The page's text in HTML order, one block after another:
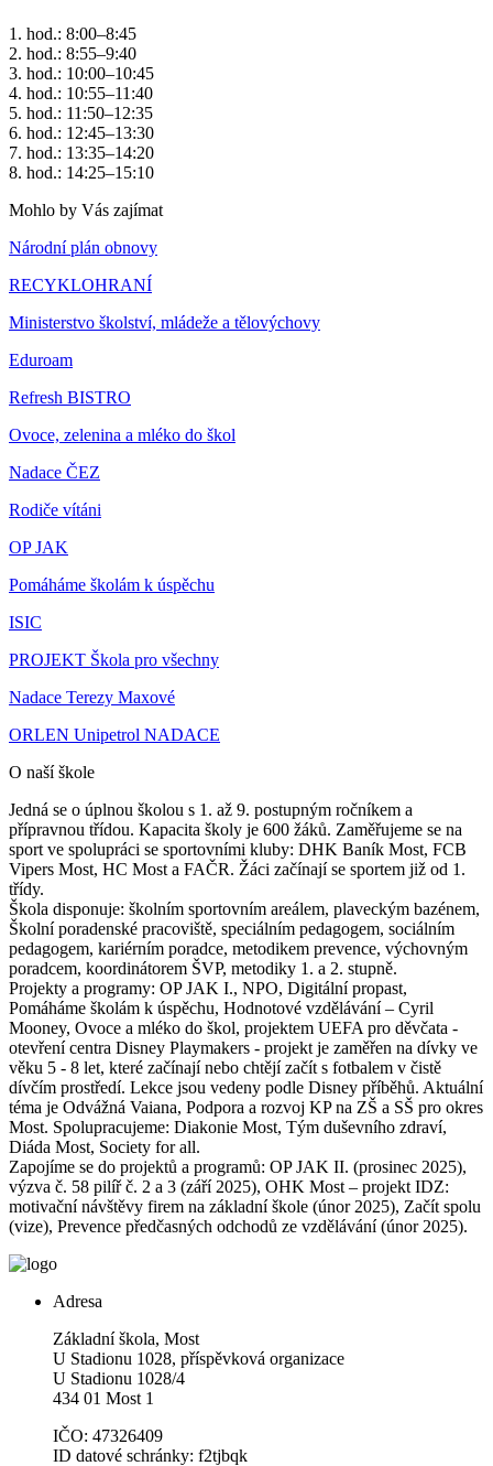
1. hod.: 8:00–8:45
2. hod.: 8:55–9:40
3. hod.: 10:00–10:45
4. hod.: 10:55–11:40
5. hod.: 11:50–12:35
6. hod.: 12:45–13:30
7. hod.: 13:35–14:20
8. hod.: 14:25–15:10
Mohlo by Vás zajímat
Národní plán obnovy
RECYKLOHRANÍ
Ministerstvo školství, mládeže a tělovýchovy
Eduroam
Refresh BISTRO
Ovoce, zelenina a mléko do škol
Nadace ČEZ
Rodiče vítáni
OP JAK
Pomáháme školám k úspěchu
ISIC
PROJEKT Škola pro všechny
Nadace Terezy Maxové
ORLEN Unipetrol NADACE
O naší škole
Jedná se o úplnou školou s 1. až 9. postupným ročníkem a
přípravnou třídou. Kapacita školy je 600 žáků. Zaměřujeme se na
sport ve spolupráci se sportovními kluby: DHK Baník Most, FCB
Vipers Most, HC Most a FAČR. Žáci začínají se sportem již od 1.
třídy.
Škola disponuje: školním sportovním areálem, plaveckým bazénem,
Školní poradenské pracoviště, speciálním pedagogem, sociálním
pedagogem, kariérním poradce, metodikem prevence, výchovným
poradcem, koordinátorem ŠVP, metodiky 1. a 2. stupně.
Projekty a programy: OP JAK I., NPO, Digitální propast,
Pomáháme školám k úspěchu, Hodnotové vzdělávání – Cyril
Mooney, Ovoce a mléko do škol, projektem UEFA pro děvčata -
otevření centra Disney Playmakers - projekt je zaměřen na dívky ve
věku 5 - 8 let, které začínají nebo chtějí začít s fotbalem v čistě
dívčím prostředí. Lekce jsou vedeny podle Disney příběhů. Aktuální
téma je Odvážná Vaiana, Podpora a rozvoj KP na ZŠ a SŠ pro okres
Most. Spolupracujeme: Diakonie Most, Tým duševního zdraví,
Diáda Most, Society for all.
Zapojíme se do projektů a programů: OP JAK II. (prosinec 2025),
výzva č. 58 pilíř č. 2 a 3 (září 2025), OHK Most – projekt IDZ:
motivační návštěvy firem na základní škole (únor 2025), Začít spolu
(vize), Prevence předčasných odchodů ze vzdělávání (únor 2025).
Adresa
Základní škola, Most
U Stadionu 1028, příspěvková organizace
U Stadionu 1028/4
434 01 Most 1
IČO: 47326409
ID datové schránky: f2tjbqk